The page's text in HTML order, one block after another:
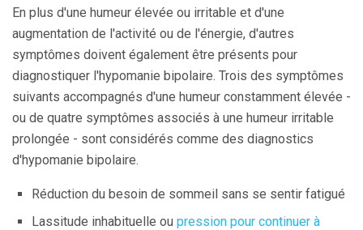
En plus d'une humeur élevée ou irritable et d'une
augmentation de l'activité ou de l'énergie, d'autres
symptômes doivent également être présents pour
diagnostiquer l'hypomanie bipolaire. Trois des symptômes
suivants accompagnés d'une humeur constamment élevée -
ou de quatre symptômes associés à une humeur irritable
prolongée - sont considérés comme des diagnostics
d'hypomanie bipolaire.
Réduction du besoin de sommeil sans se sentir fatigué
Lassitude inhabituelle ou pression pour continuer à